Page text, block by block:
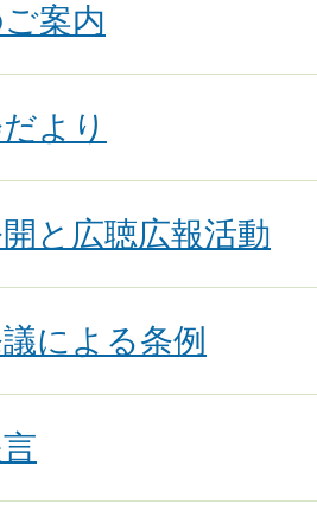
案内
より
と広聴広報活動
による条例